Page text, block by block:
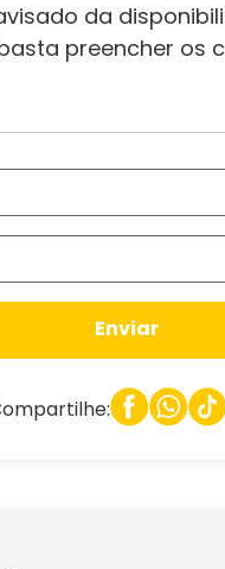
da
preencher os
Enviar